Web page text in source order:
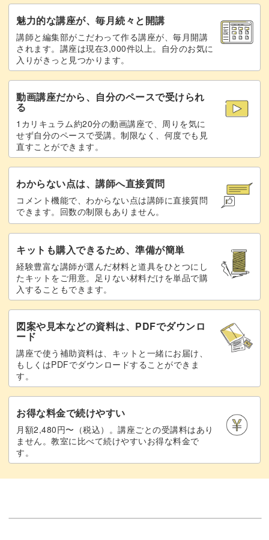
魅力的な講座が、毎月続々と開講
講師と編集部がこだわって作る講座が、毎月開講
されます。講座は現在3,000件以上。自分のお気に
入りがきっと見つかります。
動画講座だから、自分のペースで受けられ
る
1カリキュラム約20分の動画講座で、周りを気に
せず自分のペースで受講。制限なく、何度でも見
直すことができます。
わからない点は、講師へ直接質問
コメント機能で、わからない点は講師に直接質問
できます。回数の制限もありません。
キットも購入できるため、準備が簡単
経験豊富な講師が選んだ材料と道具をひとつにし
たキットをご用意。足りない材料だけを単品で購
入することもできます。
図案や見本などの資料は、PDFでダウンロ
ード
講座で使う補助資料は、キットと一緒にお届け、
もしくはPDFでダウンロードすることができま
す。
お得な料金で続けやすい
月額2,480円〜（税込）。講座ごとの受講料はあり
ません。教室に比べて続けやすいお得な料金で
す。